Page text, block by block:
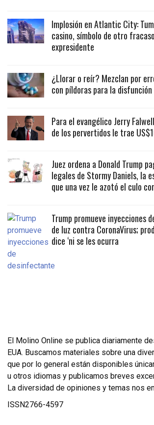
Implosión en Atlantic City:
casino, símbolo de otro
expresidente
¿Llorar o reír? Mezclan por
con píldoras para la
Para el evangélico Jerry
de los pervertidos le trae
Juez ordena a Donald Trump
legales de Stormy Daniels, la
que una vez le azotó el culo
Trump promueve inyecciones
de luz contra CoronaVirus;
dice ‘ni se les ocurra
El Molino Online se publica diariamente
EUA. Buscamos materiales sobre una
que por lo general están disponibles
u otros idiomas y publicamos breves
La diversidad de opiniones y temas nos
ISSN2766-4597